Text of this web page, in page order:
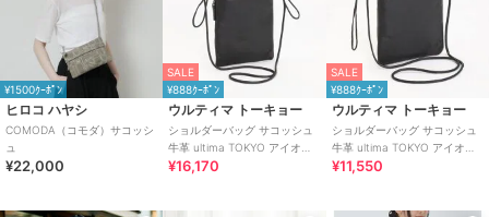
¥1500ｸｰﾎﾟﾝ
ヒロコ ハヤシ
COMODA（コモダ）サコッシ
ュ
¥22,000
SALE
¥888ｸｰﾎﾟﾝ
ウルティマ トーキョー
ショルダーバッグ サコッシュ
牛革 ultima TOKYO アイオ
11982
¥16,170
SALE
¥888ｸｰﾎﾟﾝ
ウルティマ トーキョー
ショルダーバッグ サコッシュ
牛革 ultima TOKYO アイオ
11981
¥11,550